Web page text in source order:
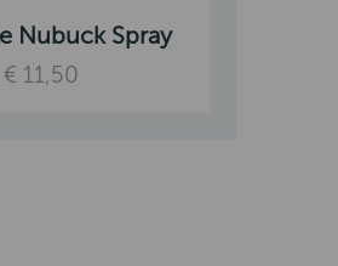
Nubuck Spray
11,50